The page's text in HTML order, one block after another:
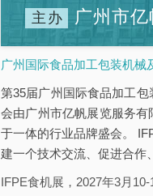
主办 广州市
广州国际食品加工包装机械
第35届广州国际食品加工
会由广州市亿帆展览服务
于一体的行业品牌盛会。
建一个技术交流、促进合作
IFPE食机展，2027年3月